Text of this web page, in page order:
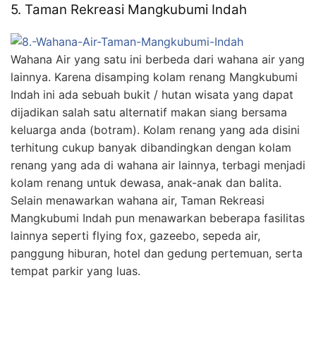
5. Taman Rekreasi Mangkubumi Indah
Wahana Air yang satu ini berbeda dari wahana air yang
lainnya. Karena disamping kolam renang Mangkubumi
Indah ini ada sebuah bukit / hutan wisata yang dapat
dijadikan salah satu alternatif makan siang bersama
keluarga anda (botram). Kolam renang yang ada disini
terhitung cukup banyak dibandingkan dengan kolam
renang yang ada di wahana air lainnya, terbagi menjadi
kolam renang untuk dewasa, anak-anak dan balita.
Selain menawarkan wahana air, Taman Rekreasi
Mangkubumi Indah pun menawarkan beberapa fasilitas
lainnya seperti flying fox, gazeebo, sepeda air,
panggung hiburan, hotel dan gedung pertemuan, serta
tempat parkir yang luas.